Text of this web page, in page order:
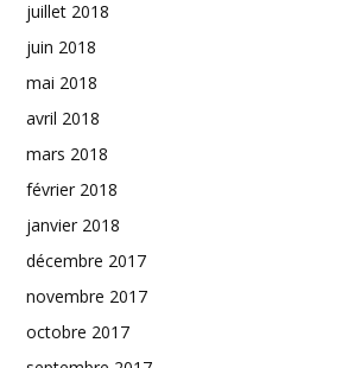
juillet 2018
juin 2018
mai 2018
avril 2018
mars 2018
février 2018
janvier 2018
décembre 2017
novembre 2017
octobre 2017